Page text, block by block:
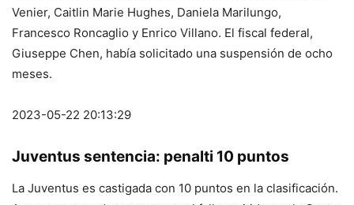
Venier, Caitlin Marie Hughes, Daniela Marilungo,
Francesco Roncaglio y Enrico Villano. El fiscal federal,
Giuseppe Chen, había solicitado una suspensión de ocho
meses.
2023-05-22 20:13:29
Juventus sentencia: penalti 10 puntos
La Juventus es castigada con 10 puntos en la clasificación.